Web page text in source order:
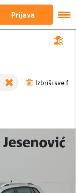
Prijava
Izbriši sve